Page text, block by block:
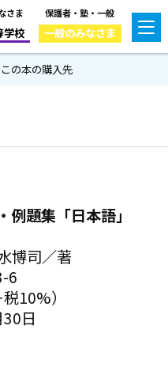
さま
学校
保護者・塾・一般
一般のみなさま
この本の購入先
例題集「日本語」
博司／著
6
10%）
日